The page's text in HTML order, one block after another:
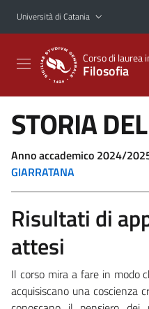
Vai al contenuto principale
Vai al menu di navigazione
Università di Catania
Corso di laurea
Filosofia
STORIA
Anno accademico 2024/
GIARRATANA
Risultati di
attesi
Il corso mira a fare in modo
acquisiscano una coscienza